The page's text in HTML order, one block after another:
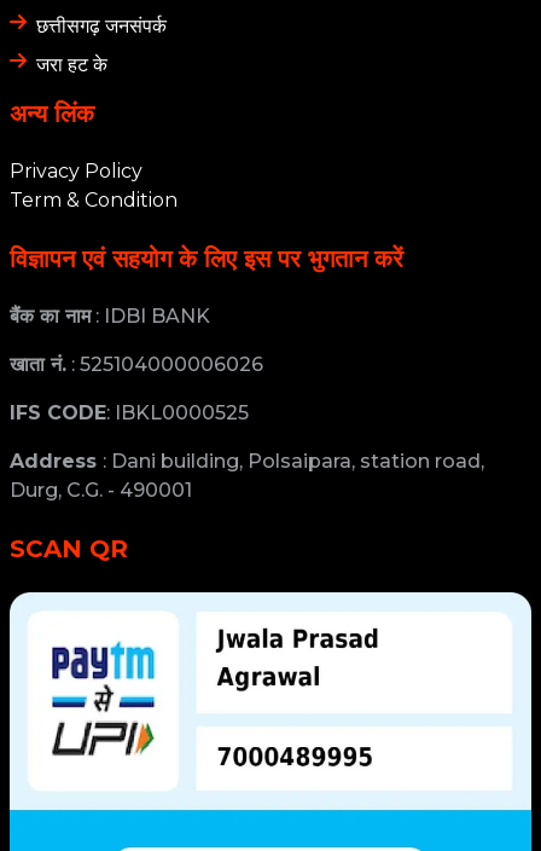
छत्तीसगढ़ जनसंपर्क
जरा हट के
अन्य लिंक
Privacy Policy
Term & Condition
विज्ञापन एवं सहयोग के लिए इस पर भुगतान करें
बैंक का नाम: IDBI BANK
खाता नं. : 525104000006026
IFS CODE: IBKL0000525
Address : Dani building, Polsaipara, station road,
Durg, C.G. - 490001
SCAN QR